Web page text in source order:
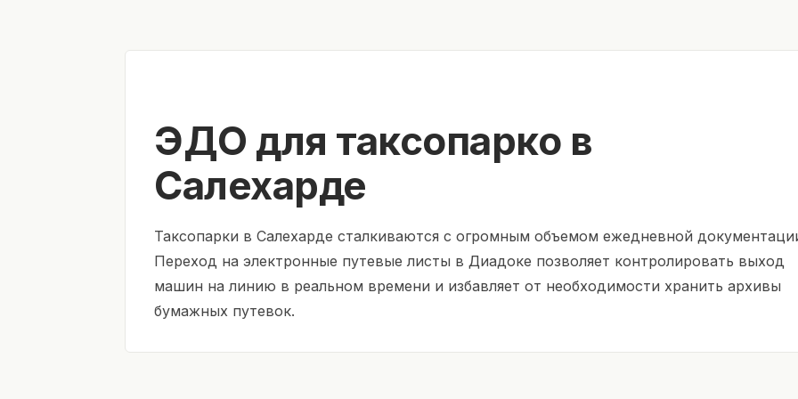
ЭДО для таксопарко в
Салехарде
Таксопарки в Салехарде сталкиваются с огромным объемом ежедневной
Переход на электронные путевые листы в Диадоке позволяет контролировать выход
машин на линию в реальном времени и избавляет от необходимости хранить архивы
бумажных путевок.